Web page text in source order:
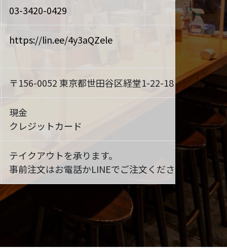
03-3420-0429
https://lin.ee/4y3aQZele
〒156-0052 東京都世田谷区経堂1-22-18MAP
現金
クレジットカード
テイクアウトを承ります。
事前注文はお電話かLINEでご注文ください。